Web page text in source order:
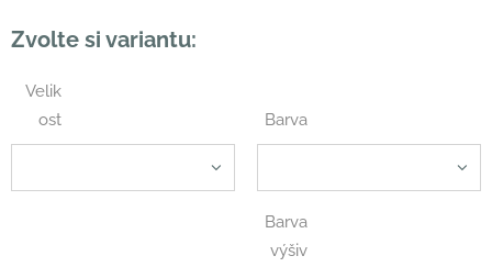
Zvolte si variantu:
Velik
ost
Barva
Barva
výšiv